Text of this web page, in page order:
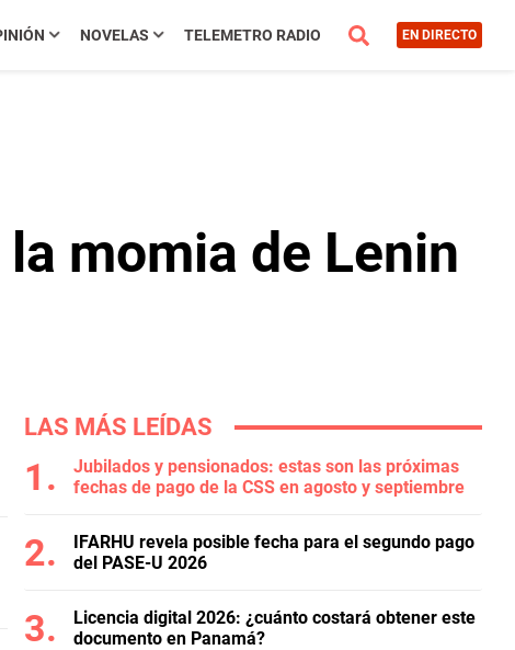
NOVELAS TELEMETRO RADIO EN DIRECTO
momia de Lenin
LAS MÁS LEÍDAS
Jubilados y pensionados: estas son las próximas
fechas de pago de la CSS en agosto y septiembre
IFARHU revela posible fecha para el segundo pago
del PASE-U 2026
Licencia digital 2026: ¿cuánto costará obtener este
documento en Panamá?